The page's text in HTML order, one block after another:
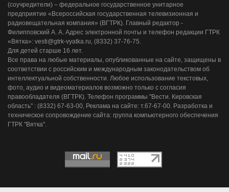
(соучредители) – федеральное государственное унитарное
предприятие «Всероссийская государственная телевизионная и
радиовещательная компания» (ВГТРК). Главный редактор -
Филипповский А. А. Адрес электронной почты и телефон редакции ГТРК
«Вятка»: vesti@gtrk-vyatka.ru, (8332) 37-76-75.
Для детей старше 16 лет.
Все права на любые материалы, опубликованные на сайте, защищены в
соответствии с российским и международным законодательством об
интеллектуальной собственности. Любое использование текстовых,
фото, аудио и видеоматериалов возможно только с согласия
правообладателя (ВГТРК). Телефон программы "Вести. Кировская
область" : (8332) 67-63-00, Реклама на сайте: т.67-67-00. Разработка и
техническое сопровождение сайта: группа компьютерного обеспечения
ГТРК "Вятка".